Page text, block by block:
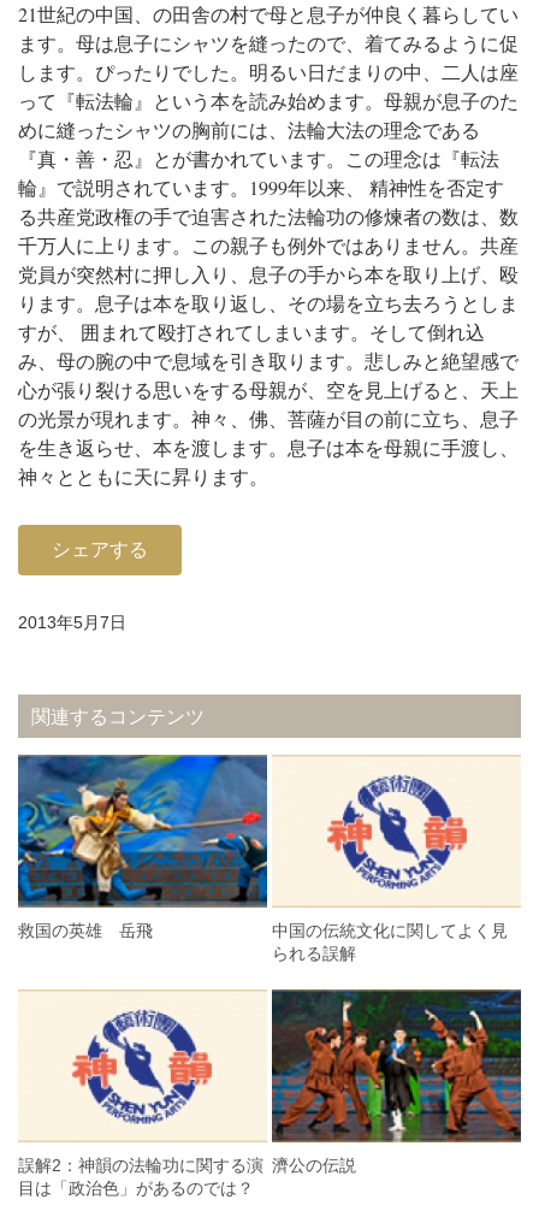
21世紀の中国、の田舎の村で母と息子が仲良く暮らしてい
ます。母は息子にシャツを縫ったので、着てみるように促
します。ぴったりでした。明るい日だまりの中、二人は座
って『転法輪』という本を読み始めます。 母親が息子のた
めに縫ったシャツの胸前には、法輪大法の理念である
『真・善・忍』とが書かれています。この理念は『転法
輪』で説明されています。 1999年以来、 精神性を否定す
る共産党政権の手で迫害された法輪功の修煉者の数は、数
千万人に上ります。この親子も例外ではありません。 共産
党員が突然村に押し入り、息子の手から本を取り上げ、殴
ります。息子は本を取り返し、その場を立ち去ろうとしま
すが、 囲まれて殴打されてしまいます。そして倒れ込
み、母の腕の中で息域を引き取ります。 悲しみと絶望感で
心が張り裂ける思いをする母親が、空を見上げると、天上
の光景が現れます。神々、佛、菩薩が目の前に立ち、息子
を生き返らせ、本を渡します。息子は本を母親に手渡し、
神々とともに天に昇ります。
シェアする
2013年5月7日
関連するコンテンツ
救国の英雄 岳飛
中国の伝統文化に関してよく見
られる誤解
誤解2：神韻の法輪功に関する演
目は「政治色」があるのでは？
濟公の伝説